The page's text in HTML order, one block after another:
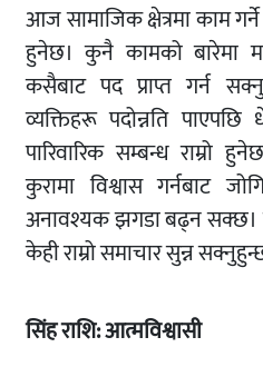
आज सामाजिक क्षेत्रमा काम गर्ने
हुनेछ। कुनै कामको बारेमा
कसैबाट पद प्राप्त गर्न
व्यक्तिहरू पदोन्नति
पारिवारिक सम्बन्ध राम्रो
कुरामा विश्वास गर्नबाट
अनावश्यक झगडा बढ्न सक्छ।
केही राम्रो समाचार सुन्न
सिंह राशि: आत्मविश्वासी